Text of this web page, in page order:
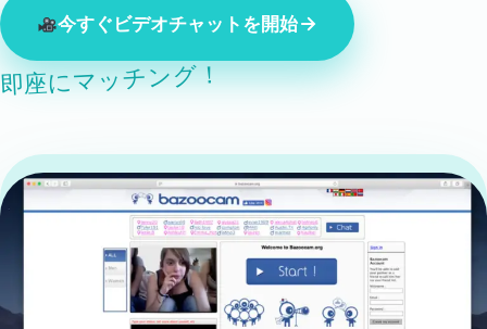
今すぐビデオチャットを開始
即座にマッチング！